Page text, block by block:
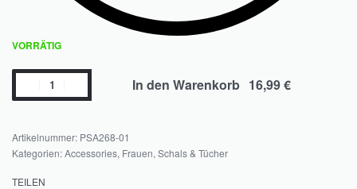
VORRÄTIG
In den Warenkorb
PSA268-01
Kategorien:Accessories, Frauen, Schals & Tücher
TEILEN